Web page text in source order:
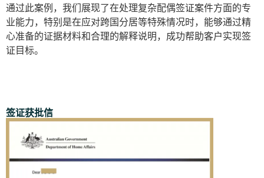
通过此案例，我们展现了在处理复杂配偶签证案件方面的专
业能力，特别是在应对跨国分居等特殊情况时，能够通过精
心准备的证据材料和合理的解释说明，成功帮助客户实现签
证目标。
签证获批信